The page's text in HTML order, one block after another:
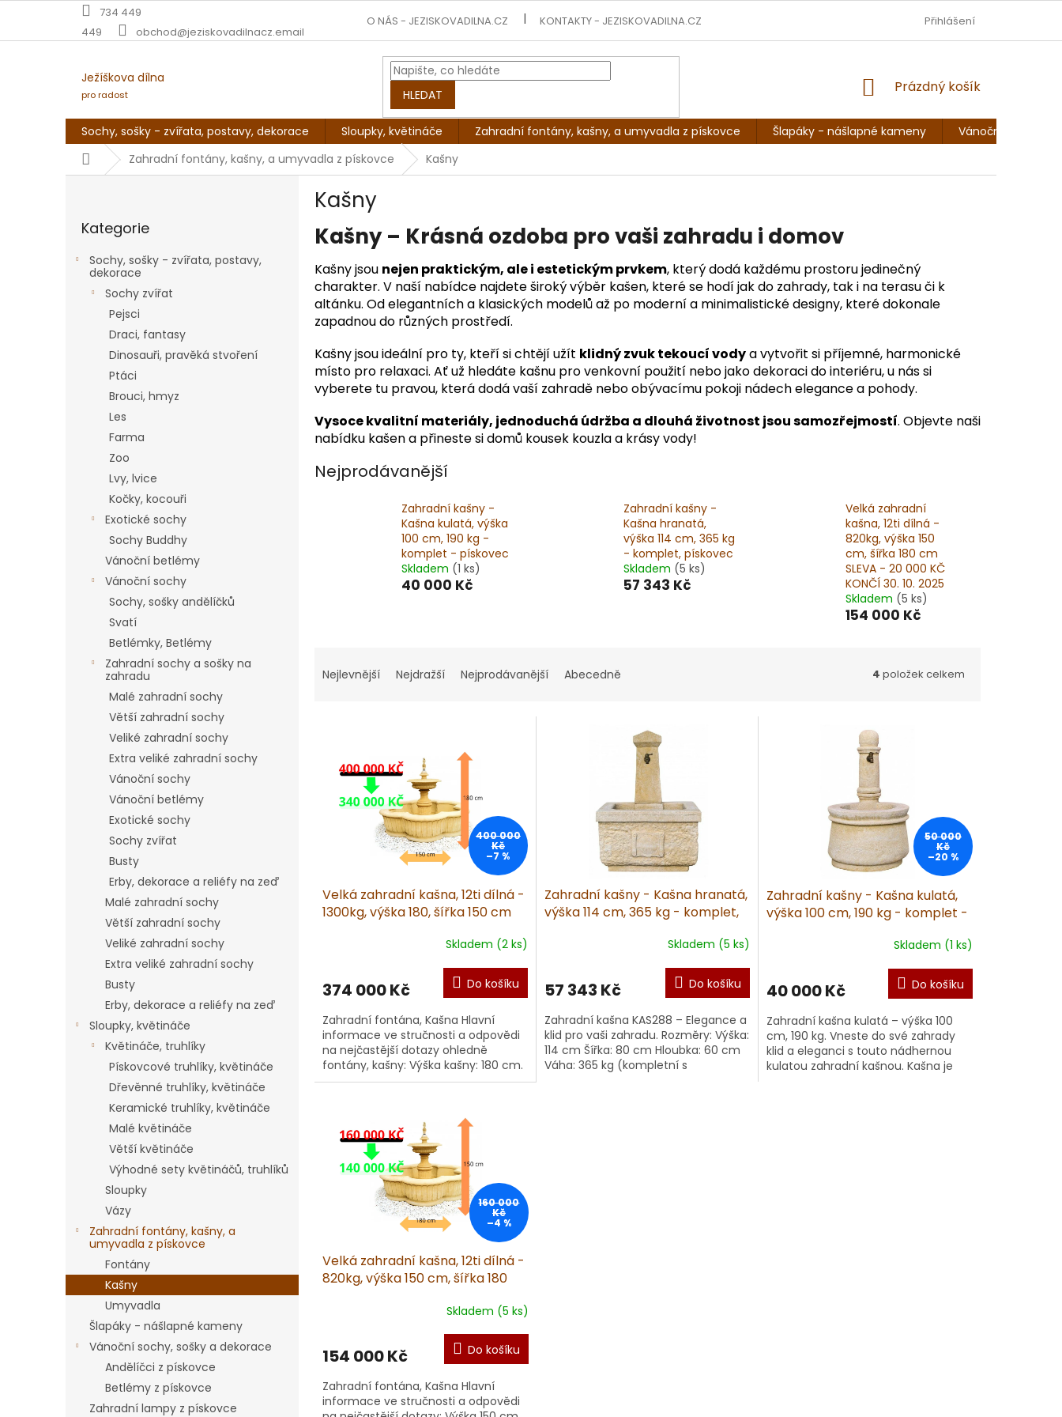
obsah
734 449
449
obchod@jeziskovadilnacz.email
O NÁS - JEZISKOVADILNA.CZ KONTAKTY - JEZISKOVADILNA.CZ OBCHODNÍ PODMÍNKY
Přihlášení
Ježíškova dílna
pro radost HLEDAT
NÁKUPNÍ
Prázdný košík
Sochy, sošky - zvířata, postavy, dekorace Sloupky, květináče Zahradní fontány, kašny, a umyvadla z pískovce Šlapáky - nášlapné kameny
Vánoční sochy,
DomůZahradní fontány, kašny, a umyvadla z pískovce Kašny
kategorie
Kategorie
Sochy, sošky - zvířata, postavy,
dekorace
Sochy zvířat
Pejsci
Draci, fantasy
Dinosauři, pravěká stvoření
Ptáci
Brouci, hmyz
Les
Farma
Zoo
Lvy, lvice
Kočky, kocouři
Exotické sochy
Sochy Buddhy
Vánoční betlémy
Vánoční sochy
Sochy, sošky andělíčků
Svatí
Betlémky, Betlémy
Zahradní sochy a sošky na
zahradu
Malé zahradní sochy
Větší zahradní sochy
Veliké zahradní sochy
Extra veliké zahradní sochy
Vánoční sochy
Vánoční betlémy
Exotické sochy
Sochy zvířat
Busty
Erby, dekorace a reliéfy na zeď
Malé zahradní sochy
Větší zahradní sochy
Veliké zahradní sochy
Extra veliké zahradní sochy
Busty
Erby, dekorace a reliéfy na zeď
Sloupky, květináče
Květináče, truhlíky
Pískovcové truhlíky, květináče
Dřevěnné truhlíky, květináče
Keramické truhlíky, květináče
Malé květináče
Větší květináče
Výhodné sety květináčů, truhlíků
Sloupky
Vázy
Zahradní fontány, kašny, a
umyvadla z pískovce
Fontány
Kašny
Umyvadla
Šlapáky - nášlapné kameny
Vánoční sochy, sošky a dekorace
Andělíčci z pískovce
Betlémy z pískovce
Zahradní lampy z pískovce
Kašny
Kašny – Krásná ozdoba pro vaši zahradu i domov
Kašny jsou nejen praktickým, ale i estetickým prvkem, který dodá každému prostoru jedinečný
charakter. V naší nabídce najdete široký výběr kašen, které se hodí jak do zahrady, tak i na terasu či k
altánku. Od elegantních a klasických modelů až po moderní a minimalistické designy, které dokonale
zapadnou do různých prostředí.
Kašny jsou ideální pro ty, kteří si chtějí užít klidný zvuk tekoucí vodya vytvořit si příjemné, harmonické
místo pro relaxaci. Ať už hledáte kašnu pro venkovní použití nebo jako dekoraci do interiéru, u nás si
vyberete tu pravou, která dodá vaší zahradě nebo obývacímu pokoji nádech elegance a pohody.
Vysoce kvalitní materiály, jednoduchá údržba a dlouhá životnost jsou samozřejmostí. Objevte naši
nabídku kašen a přineste si domů kousek kouzla a krásy vody!
Nejprodávanější
Zahradní kašny -
Kašna kulatá, výška
100 cm, 190 kg -
komplet - pískovec
Skladem (1 ks)
40 000 Kč
Zahradní kašny -
Kašna hranatá,
výška 114 cm, 365 kg
- komplet, pískovec
Skladem (5 ks)
57 343 Kč
Velká zahradní
kašna, 12ti dílná -
820kg, výška 150
cm, šířka 180 cm
SLEVA - 20 000 KČ
KONČÍ 30. 10. 2025
Skladem (5 ks)
154 000 Kč
aNejlevnější Nejdražší Nejprodávanější Abecedně 4 položek celkem
400 000
Kč
–7 %
Velká zahradní kašna, 12ti dílná -
1300kg, výška 180, šířka 150 cm
Skladem (2 ks)
374 000 Kč Do košíku
Zahradní fontána, Kašna Hlavní
informace ve stručnosti a odpovědi
na nejčastější dotazy ohledně
fontány, kašny: Výška kašny: 180 cm.
Šířka kašny: 150 cm. Váha kašny...
Zahradní kašny - Kašna hranatá,
výška 114 cm, 365 kg - komplet,
Skladem (5 ks)
57 343 Kč Do košíku
Zahradní kašna KAS288 – Elegance a
klid pro vaši zahradu. Rozměry: Výška:
114 cm Šířka: 80 cm Hloubka: 60 cm
Váha: 365 kg (kompletní s
50 000
Kč
–20 %
Zahradní kašny - Kašna kulatá,
výška 100 cm, 190 kg - komplet -
Skladem (1 ks)
40 000 Kč Do košíku
Zahradní kašna kulatá – výška 100
cm, 190 kg. Vneste do své zahrady
klid a eleganci s touto nádhernou
kulatou zahradní kašnou. Kašna je
160 000
Kč
–4 %
Velká zahradní kašna, 12ti dílná -
820kg, výška 150 cm, šířka 180
Skladem (5 ks)
154 000 Kč Do košíku
Zahradní fontána, Kašna Hlavní
informace ve stručnosti a odpovědi